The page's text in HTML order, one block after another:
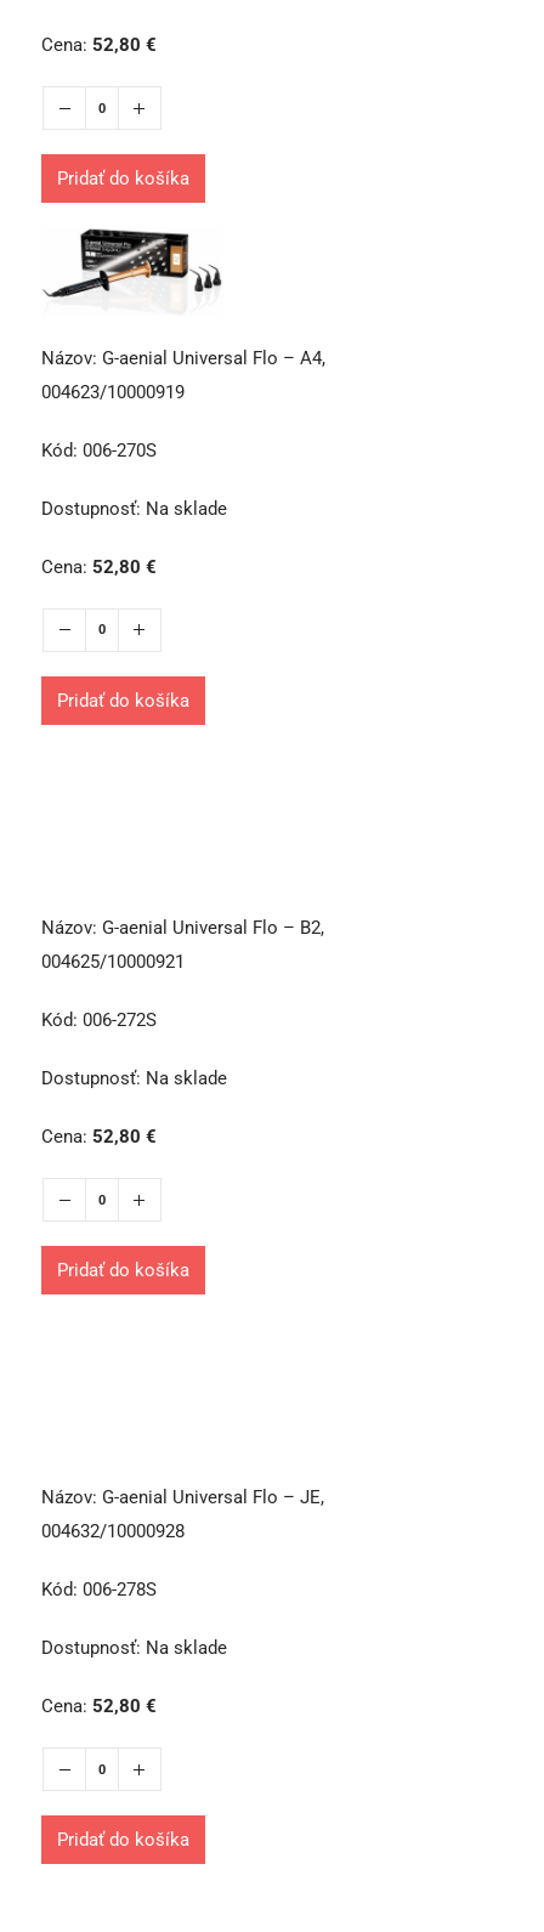
Cena: 52,80 €
Pridať do košíka
Názov: G-aenial Universal Flo – A4,
004623/10000919
Kód: 006-270S
Dostupnosť: Na sklade
Cena: 52,80 €
Pridať do košíka
Názov: G-aenial Universal Flo – B2,
004625/10000921
Kód: 006-272S
Dostupnosť: Na sklade
Cena: 52,80 €
Pridať do košíka
Názov: G-aenial Universal Flo – JE,
004632/10000928
Kód: 006-278S
Dostupnosť: Na sklade
Cena: 52,80 €
Pridať do košíka